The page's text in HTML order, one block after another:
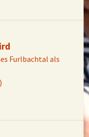
Furlbachtal als